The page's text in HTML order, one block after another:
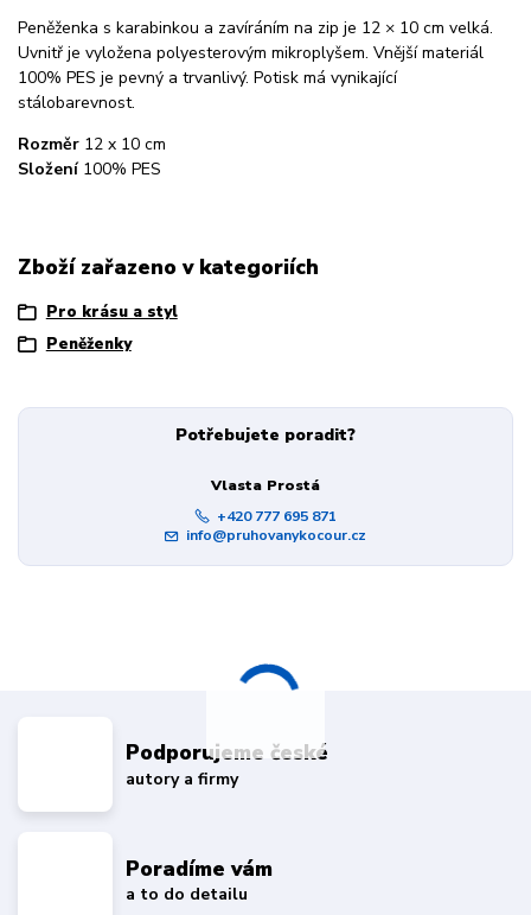
Peněženka s karabinkou a zavíráním na zip je 12 × 10 cm velká.
Uvnitř je vyložena polyesterovým mikroplyšem. Vnější materiál
100% PES je pevný a trvanlivý. Potisk má vynikající
stálobarevnost.
Rozměr 12 x 10 cm
Složení 100% PES
Zboží zařazeno v kategoriích
Pro krásu a styl
Peněženky
Potřebujete poradit?
Vlasta Prostá
+420 777 695 871
info@pruhovanykocour.cz
Podporujeme české
autory a firmy
Poradíme vám
a to do detailu